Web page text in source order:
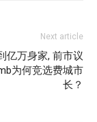
Next article
亿万身家, 前市议
为何竞选费城市
长？